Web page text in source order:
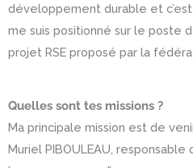
développement durable et
me suis positionné sur le poste
projet RSE proposé par la
Quelles sont tes missions ?
Ma principale mission est de
Muriel PIBOULEAU,